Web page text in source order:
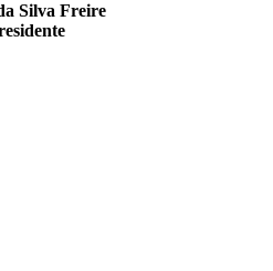
Silva Freire